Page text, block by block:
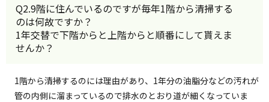
Q2.9階に住んでいるのですが毎年1階から清掃する
のは何故ですか？
1年交替で下階からと上階からと順番にして貰えま
せんか？
1階から清掃するのには理由があり、1年分の油脂分などの汚れが
管の内側に溜まっているので排水のとおり道が細くなっていま